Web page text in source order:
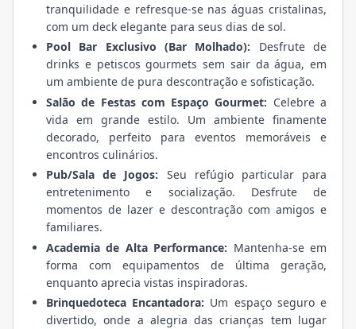
tranquilidade e refresque-se nas águas cristalinas,
com um deck elegante para seus dias de sol.
Pool Bar Exclusivo (Bar Molhado): Desfrute de
drinks e petiscos gourmets sem sair da água, em
um ambiente de pura descontração e sofisticação.
Salão de Festas com Espaço Gourmet: Celebre a
vida em grande estilo. Um ambiente finamente
decorado, perfeito para eventos memoráveis e
encontros culinários.
Pub/Sala de Jogos: Seu refúgio particular para
entretenimento e socialização. Desfrute de
momentos de lazer e descontração com amigos e
familiares.
Academia de Alta Performance: Mantenha-se em
forma com equipamentos de última geração,
enquanto aprecia vistas inspiradoras.
Brinquedoteca Encantadora: Um espaço seguro e
divertido, onde a alegria das crianças tem lugar